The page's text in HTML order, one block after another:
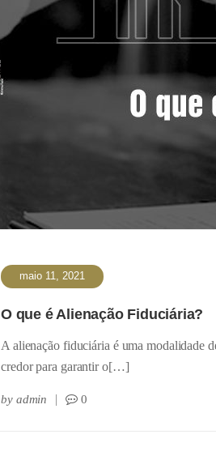
maio 11, 2021
O que é Alienação Fiduciária?
A alienação fiduciária é uma modalidade
credor para garantir o[…]
by admin 0